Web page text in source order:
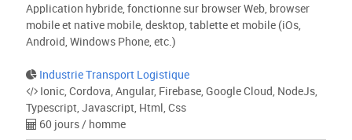
Application hybride, fonctionne sur browser Web, browser
mobile et native mobile, desktop, tablette et mobile (iOs,
Android, Windows Phone, etc.)
Industrie Transport Logistique
Ionic, Cordova, Angular, Firebase, Google Cloud, NodeJs,
Typescript, Javascript, Html, Css
60 jours / homme